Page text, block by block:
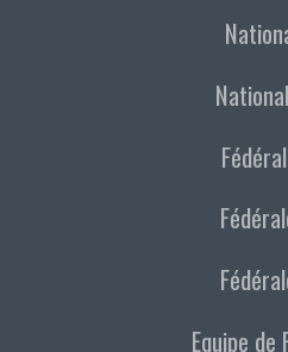
Equipe de